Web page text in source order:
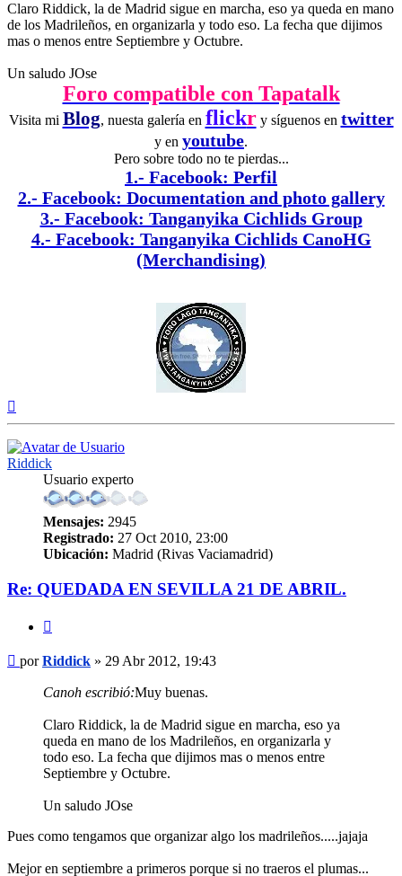
Claro Riddick, la de Madrid sigue en marcha, eso ya queda en mano
de los Madrileños, en organizarla y todo eso. La fecha que dijimos
mas o menos entre Septiembre y Octubre.
Un saludo JOse
Foro compatible con Tapatalk
Visita mi Blog, nuesta galería en flickry síguenos en twitter
y en youtube.
Pero sobre todo no te pierdas...
1.- Facebook: Perfil
2.- Facebook: Documentation and photo gallery
3.- Facebook: Tanganyika Cichlids Group
4.- Facebook: Tanganyika Cichlids CanoHG
(Merchandising)
Riddick
Usuario experto
Mensajes: 2945
Registrado: 27 Oct 2010, 23:00
Ubicación: Madrid (Rivas Vaciamadrid)
Re: QUEDADA EN SEVILLA 21 DE ABRIL.
Mensaje
porRiddick » 29 Abr 2012, 19:43
Canoh escribió:Muy buenas.
Claro Riddick, la de Madrid sigue en marcha, eso ya
queda en mano de los Madrileños, en organizarla y
todo eso. La fecha que dijimos mas o menos entre
Septiembre y Octubre.
Un saludo JOse
Pues como tengamos que organizar algo los madrileños.....jajaja
Mejor en septiembre a primeros porque si no traeros el plumas...